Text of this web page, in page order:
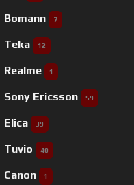
Bomann 7
Teka 12
Realme 1
Sony Ericsson 59
Elica 39
Tuvio 40
Canon 1